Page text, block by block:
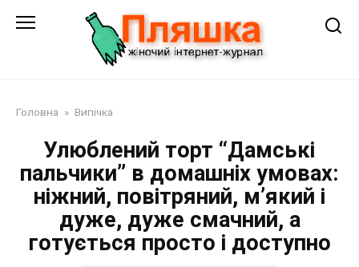
Головна » Випічка
Улюблений торт “Дамські
пальчики” в домашніх умовах:
ніжний, повітряний, м’який і
дуже, дуже смачний, а
готується просто і доступно